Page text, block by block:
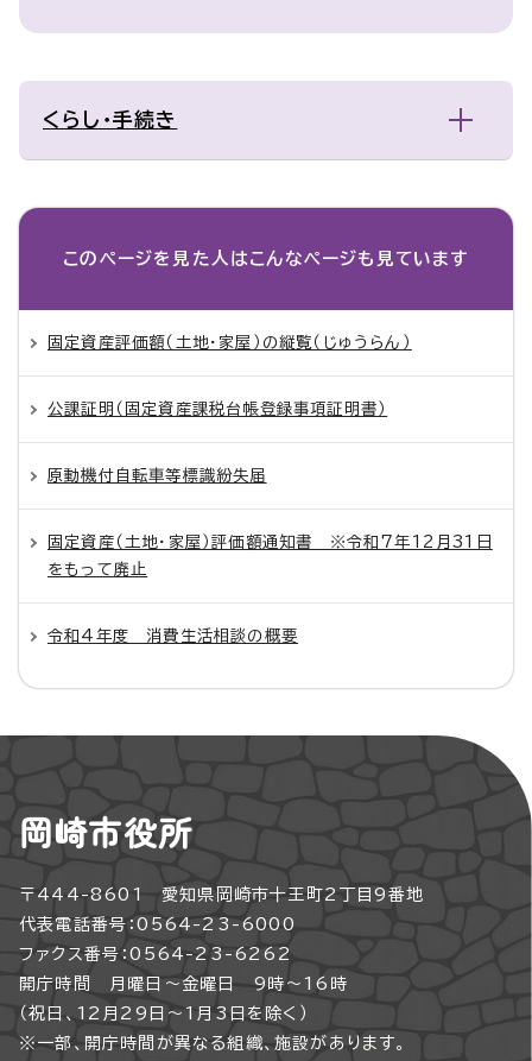
くらし・手続き
このページを見た人は こんなページも見ています
固定資産評価額（土地・家屋）の縦覧（じゅうらん）
公課証明（固定資産課税台帳登録事項証明書）
原動機付自転車等標識紛失届
固定資産（土地・家屋）評価額通知書 ※令和7年12月31日
をもって廃止
令和4年度 消費生活相談の概要
岡崎市役所
〒444-8601 愛知県岡崎市十王町2丁目9番地
代表電話番号：0564-23-6000
ファクス番号：0564-23-6262
開庁時間 月曜日～金曜日 9時～16時
（祝日、12月29日～1月3日を除く）
※一部、開庁時間が異なる組織、施設があります。